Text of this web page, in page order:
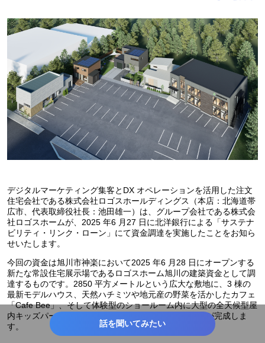
デジタルマーケティング集客とDX オペレーションを活用した注文
住宅会社である株式会社ロゴスホールディングス（本店：北海道帯
広市、代表取締役社⾧：池田雄一）は、グループ会社である株式会
社ロゴスホームが、2025 年6 月27 日に北洋銀行による「サステナ
ビリティ・リンク・ローン」にて資金調達を実施したことをお知ら
せいたします。
今回の資金は旭川市神楽において2025 年6 月28 日にオープンする
新たな常設住宅展示場であるロゴスホーム旭川の建築資金として調
達するものです。2850 平方メートルという広大な敷地に、3 棟の
最新モデルハウス、天然ハチミツや地元産の野菜を活かしたカフェ
「Cafe Bee」、そして体験型のショールーム内に大型の全天候型屋
内キッズパークを併設した新しい複合型の住宅展示場が完成しま
す。
話を聞いてみたい